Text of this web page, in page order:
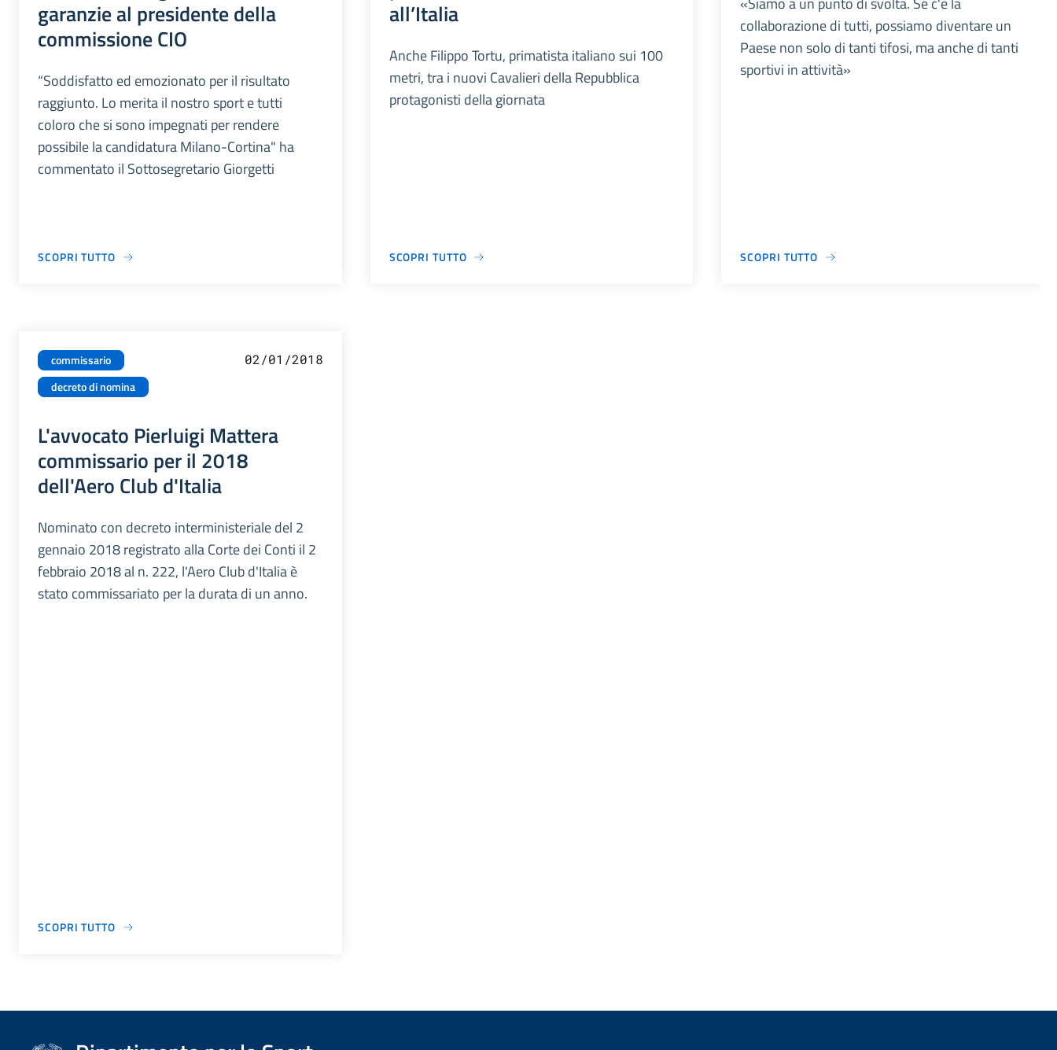
garanzie al presidente della
commissione CIO
“Soddisfatto ed emozionato per il risultato
raggiunto. Lo merita il nostro sport e tutti
coloro che si sono impegnati per rendere
possibile la candidatura Milano-Cortina" ha
commentato il Sottosegretario Giorgetti
SCOPRI TUTTO
all’Italia
Anche Filippo Tortu, primatista italiano sui 100
metri, tra i nuovi Cavalieri della Repubblica
protagonisti della giornata
SCOPRI TUTTO
collaborazione di tutti, possiamo diventare un
Paese non solo di tanti tifosi, ma anche di tanti
sportivi in attività»
SCOPRI TUTTO
commissario
decreto di nomina
02/01/2018
L'avvocato Pierluigi Mattera
commissario per il 2018
dell'Aero Club d'Italia
Nominato con decreto interministeriale del 2
gennaio 2018 registrato alla Corte dei Conti il 2
febbraio 2018 al n. 222, l'Aero Club d'Italia è
stato commissariato per la durata di un anno.
SCOPRI TUTTO